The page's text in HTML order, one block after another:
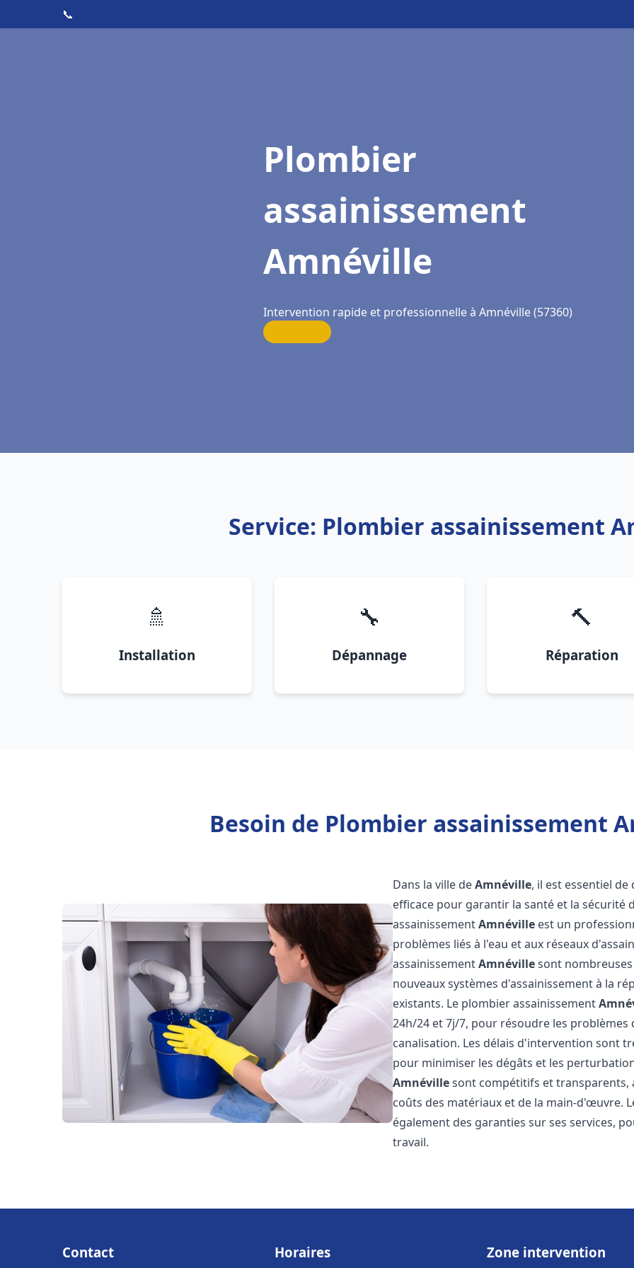
📞
Plombier
assainissement
Amnéville
Intervention rapide et professionnelle à Amnéville (57360)
Service: Plombier assainissement
🚿
Installation
🔧
Dépannage
🔨
Réparation
Besoin de Plombier assainissement
Dans la ville deAmnéville, il est essentiel
efficace pour garantir la santé et la sécurité
assainissementAmnéville est un
problèmes liés à l'eau et aux réseaux
assainissementAmnévillesont
nouveaux systèmes d'assainissement à la
existants. Le plombier assainissement
24h/24 et 7j/7, pour résoudre les
canalisation. Les délais d'intervention sont
pour minimiser les dégâts et les
Amnévillesont compétitifs et transparents,
coûts des matériaux et de la main-d'œuvre.
également des garanties sur ses services,
travail.
Contact Horaires Zone intervention